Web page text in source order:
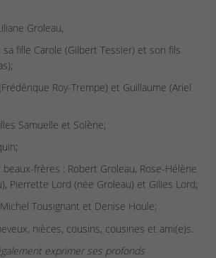
Groleau,
fille Carole (Gilbert Tessier) et son fils
Roy-Trempe) et Guillaume (Ariel
Samuelle et Solène;
frères : Robert Groleau, Rose-Hélène
Pierrette Lord (née Groleau) et Gilles Lord;
Tousignant et Denise Houle;
nièces, cousins, cousines et ami(e)s.
exprimer ses profonds